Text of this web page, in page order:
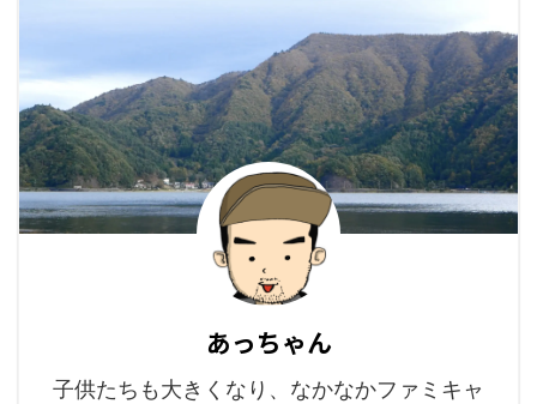
あっちゃん
子供たちも大きくなり、なかなかファミキャ